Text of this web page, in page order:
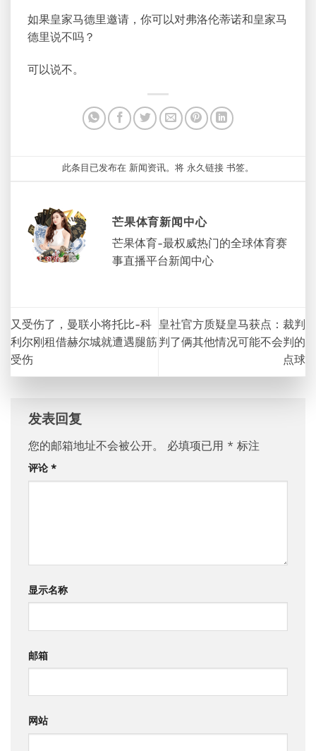
如果皇家马德里邀请，你可以对弗洛伦蒂诺和皇家马
德里说不吗？
可以说不。
此条目已发布在 新闻资讯。将 永久链接 书签。
芒果体育新闻中心
芒果体育-最权威热门的全球体育赛
事直播平台新闻中心
又受伤了，曼联小将托比-科
利尔刚租借赫尔城就遭遇腿筋
受伤
皇社官方质疑皇马获点：裁判
判了俩其他情况可能不会判的
点球
发表回复
您的邮箱地址不会被公开。 必填项已用 * 标注
评论 *
显示名称
邮箱
网站